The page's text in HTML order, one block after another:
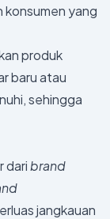
konsumen yang
produk
baru atau
sehingga
daribrand
jangkauan